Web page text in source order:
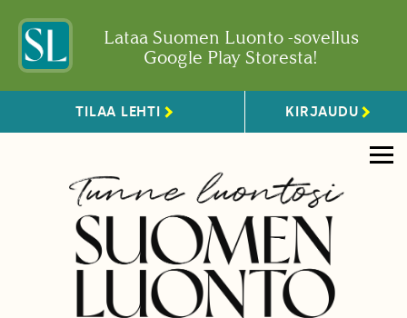
Lataa Suomen Luonto -sovellus
Google Play Storesta!
TILAA LEHTI KIRJAUDU